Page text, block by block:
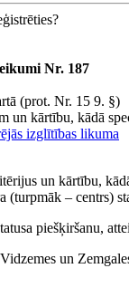
Nr. 187
(prot. Nr. 15 9. §)
un kārtību, kādā
izglītības likuma
un kārtību,
(turpmāk – centrs)
piešķiršanu,
un